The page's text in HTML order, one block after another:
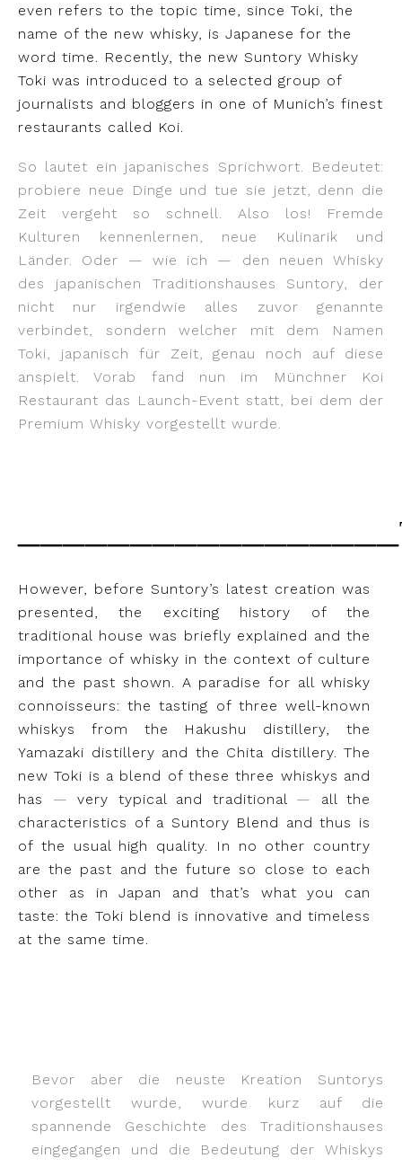
even refers to the topic time, since Toki, the
name of the new whisky, is Japanese for the
word time. Recently, the new Suntory Whisky
Toki was introduced to a selected group of
journalists and bloggers in one of Munich’s finest
restaurants called Koi.
So lautet ein japanisches Sprichwort. Bedeutet:
probiere neue Dinge und tue sie jetzt, denn die
Zeit vergeht so schnell. Also los! Fremde
Kulturen kennenlernen, neue Kulinarik und
Länder. Oder — wie ich — den neuen Whisky
des japanischen Traditionshauses Suntory, der
nicht nur irgendwie alles zuvor genannte
verbindet, sondern welcher mit dem Namen
Toki, japanisch für Zeit, genau noch auf diese
anspielt. Vorab fand nun im Münchner Koi
Restaurant das Launch-Event statt, bei dem der
Premium Whisky vorgestellt wurde.
However, before Suntory’s latest creation was
presented, the exciting history of the
traditional house was briefly explained and the
importance of whisky in the context of culture
and the past shown. A paradise for all whisky
connoisseurs: the tasting of three well-known
whiskys from the Hakushu distillery, the
Yamazaki distillery and the Chita distillery. The
new Toki is a blend of these three whiskys and
has — very typical and traditional — all the
characteristics of a Suntory Blend and thus is
of the usual high quality. In no other country
are the past and the future so close to each
other as in Japan and that’s what you can
taste: the Toki blend is innovative and timeless
at the same time.
Bevor aber die neuste Kreation Suntorys
vorgestellt wurde, wurde kurz auf die
spannende Geschichte des Traditionshauses
eingegangen und die Bedeutung der Whiskys